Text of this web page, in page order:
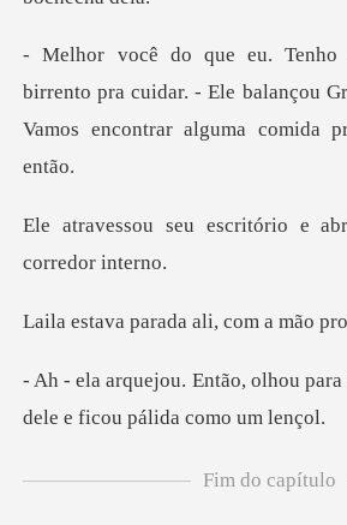
to pra cuidar. - Ele balançou
Va
itório e
da ali, com a mão
ou para
dele
Fim do capítulo